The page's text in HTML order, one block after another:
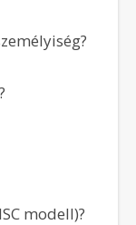
modell)?